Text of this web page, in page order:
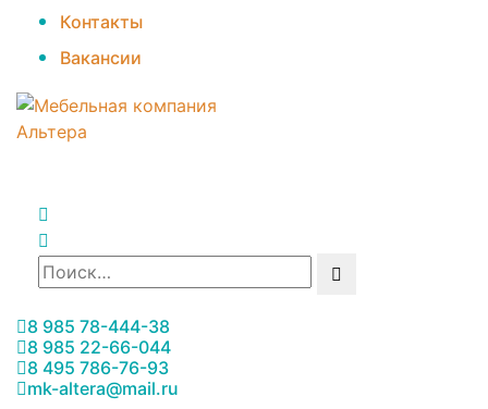
Контакты
Вакансии
8 985 78-444-38
8 985 22-66-044
8 495 786-76-93
mk-altera@mail.ru